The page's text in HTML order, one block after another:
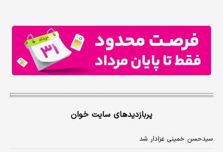
پربازدیدهای سایت خوان
سیدحسن خمینی عزادار شد